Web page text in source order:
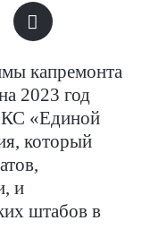
капремонта
2023 год
«Единой
который
и
штабов в